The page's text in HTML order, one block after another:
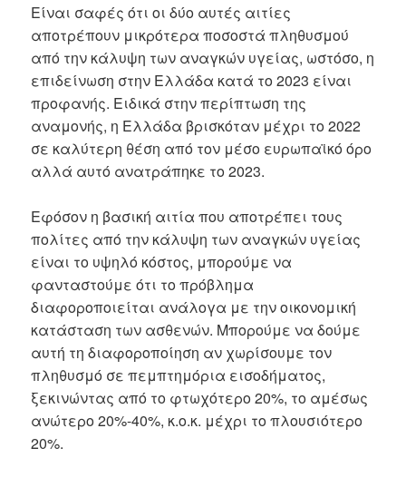
Είναι σαφές ότι οι δύο αυτές αιτίες
αποτρέπουν μικρότερα ποσοστά πληθυσμού
από την κάλυψη των αναγκών υγείας, ωστόσο, η
επιδείνωση στην Ελλάδα κατά το 2023 είναι
προφανής. Ειδικά στην περίπτωση της
αναμονής, η Ελλάδα βρισκόταν μέχρι το 2022
σε καλύτερη θέση από τον μέσο ευρωπαϊκό όρο
αλλά αυτό ανατράπηκε το 2023.
Εφόσον η βασική αιτία που αποτρέπει τους
πολίτες από την κάλυψη των αναγκών υγείας
είναι το υψηλό κόστος, μπορούμε να
φανταστούμε ότι το πρόβλημα
διαφοροποιείται ανάλογα με την οικονομική
κατάσταση των ασθενών. Μπορούμε να δούμε
αυτή τη διαφοροποίηση αν χωρίσουμε τον
πληθυσμό σε πεμπτημόρια εισοδήματος,
ξεκινώντας από το φτωχότερο 20%, το αμέσως
ανώτερο 20%-40%, κ.ο.κ. μέχρι το πλουσιότερο
20%.